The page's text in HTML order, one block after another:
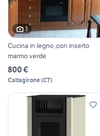
3
Cucina in legno ,con inserto
marmo verde
800 €
Caltagirone(CT)